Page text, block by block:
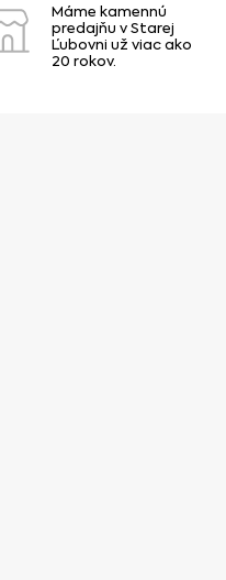
Máme kamennú
predajňu v Starej
Ľubovni už viac ako
20 rokov.